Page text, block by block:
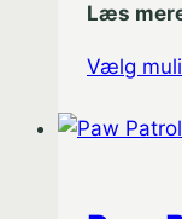
Læs
Vælg